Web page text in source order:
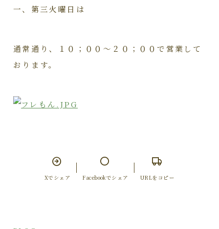
一、第三火曜日は
通常通り、１０；００～２０；００で営業して
おります。
Xでシェア Facebookでシェア URLをコピー